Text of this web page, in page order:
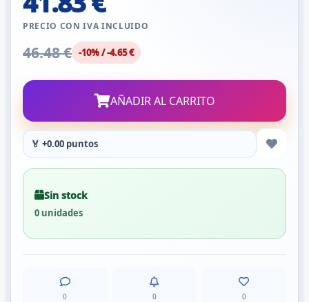
PRECIO CON IVA INCLUIDO
46.48 € -10% / -4.65 €
AÑADIR AL CARRITO
🏅 +0.00 puntos
Sin stock
0 unidades
0
0
0